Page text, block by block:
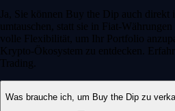
Ja, Sie können Buy the Dip auch direkt
umtauschen, statt sie in Fiat-
volle Flexibilität, um Ihr Portfolio
Krypto-Ökosystem zu entdecken.
Trading.
Was brauche ich, um Buy the Dip zu